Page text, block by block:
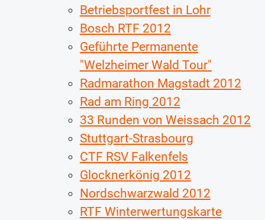
Betriebsportfest in Lohr
Bosch RTF 2012
Geführte Permanente
"Welzheimer Wald Tour"
Radmarathon Magstadt 2012
Rad am Ring 2012
33 Runden von Weissach 2012
Stuttgart-Strasbourg
CTF RSV Falkenfels
Glocknerkönig 2012
Nordschwarzwald 2012
RTF Winterwertungskarte